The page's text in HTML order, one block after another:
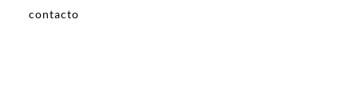
contacto